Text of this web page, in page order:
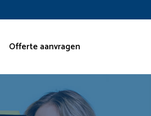
Offerte aanvragen